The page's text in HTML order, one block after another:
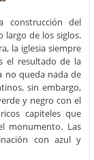
construcción del
largo de los siglos.
la iglesia siempre
el resultado de la
no queda nada de
sin embargo,
y negro con el
capiteles que
monumento. Las
con azul y